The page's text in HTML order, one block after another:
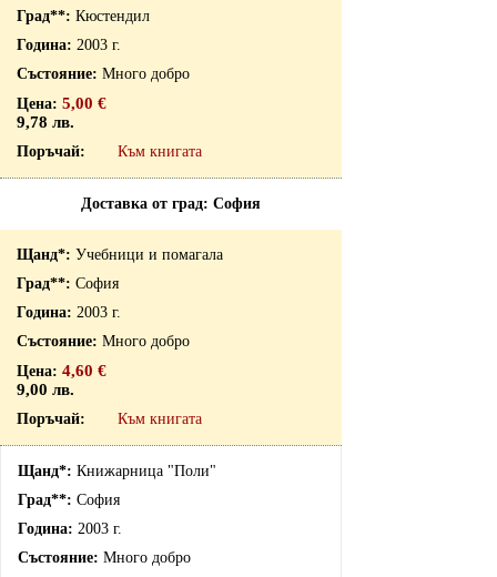
Кюстендил
2003 г.
Много добро
5,00 €
9,78 лв.
Към книгата
Доставка от град: София
Учебници и помагала
София
2003 г.
Много добро
4,60 €
9,00 лв.
Към книгата
Книжарница "Поли"
София
2003 г.
Много добро